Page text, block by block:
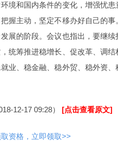
境和国内条件的变化，增强忧
握主动，坚定不移办好自己的
展的阶段。会议也指出，要继
统筹推进稳增长、促改革、调
业、稳金融、稳外贸、稳外资
12-17 09:28） [点击查看原文]
资格，立即领取>>